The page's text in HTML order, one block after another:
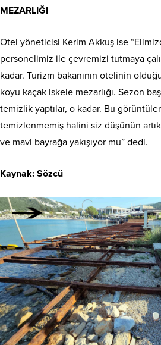
MEZARLIĞI
Otel yöneticisi Kerim Akkuş ise
personelimiz ile çevremizi tutmaya
kadar. Turizm bakanının otelinin
koyu kaçak iskele mezarlığı. Sezon
temizlik yaptılar, o kadar. Bu
temizlenmemiş halini siz düşünün
ve mavi bayrağa yakışıyor mu” dedi.
Kaynak: Sözcü